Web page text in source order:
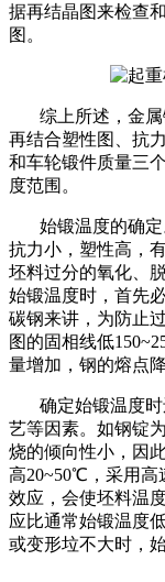
据再结晶图来检查
图。
综上所述，金属
再结合塑性图、抗
和车轮锻件质量三
度范围。
始锻温度的确定
抗力小，塑性高，
坯料过分的氧化、
始锻温度时，首先
碳钢来讲，为防止
图的固相线低
量增加，钢的熔点
确定始锻温度时
艺等因素。如钢锭
烧的倾向性小，因
高20~50℃，采用高
效应，会使坯料温
应比通常始锻温度
或变形垃不大时，